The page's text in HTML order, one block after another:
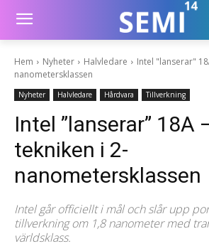
Hem Nyheter Halvledare
Intel "lanserar"
nanometersklassen
Nyheter Halvledare Hårdvara Tillverkning
Intel ”lanserar” 18A
tekniken i 2-
nanometersklassen
Intel går officiellt i mål och slår upp
tillverkning om 1,8 nanometer med
världsklass.